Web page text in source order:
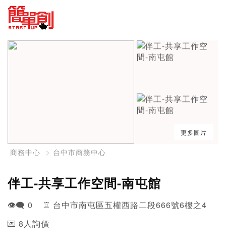
更多圖片
商務中心 台中市商務中心
伴工-共享工作空間-南屯館
👁️‍🗨️ 0 ♖ 台中市南屯區五權西路二段666號6樓之4
💌 8人詢價